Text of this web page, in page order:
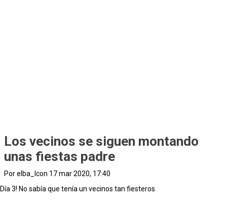
Los vecinos se siguen montando
unas fiestas padre
Por elba_lcon 17 mar 2020, 17:40
Día 3! No sabía que tenía un vecinos tan fiesteros